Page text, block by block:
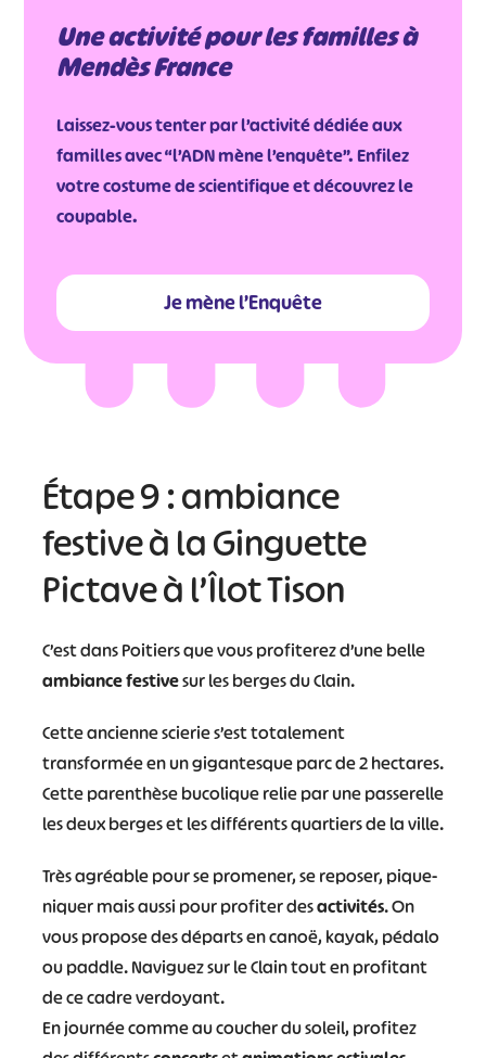
Une activité pour les familles à
Mendès France
Laissez-vous tenter par l’activité dédiée aux
familles avec “l’ADN mène l’enquête”. Enfilez
votre costume de scientifique et découvrez le
coupable.
Je mène l’Enquête
Étape 9 : ambiance
festive à la Ginguette
Pictave à l’Îlot Tison
C’est dans Poitiers que vous profiterez d’une belle
ambiance festivesur les berges du Clain.
Cette ancienne scierie s’est totalement
transformée en un gigantesque parc de 2 hectares.
Cette parenthèse bucolique relie par une passerelle
les deux berges et les différents quartiers de la ville.
Très agréable pour se promener, se reposer, pique-
niquer mais aussi pour profiter desactivités. On
vous propose des départs en canoë, kayak, pédalo
ou paddle. Naviguez sur le Clain tout en profitant
de ce cadre verdoyant.
En journée comme au coucher du soleil, profitez